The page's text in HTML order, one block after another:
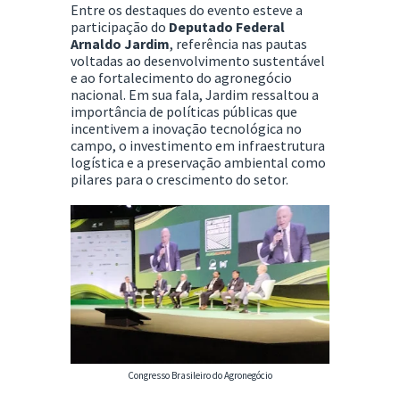
Entre os destaques do evento esteve a
participação do Deputado Federal
Arnaldo Jardim, referência nas pautas
voltadas ao desenvolvimento sustentável
e ao fortalecimento do agronegócio
nacional. Em sua fala, Jardim ressaltou a
importância de políticas públicas que
incentivem a inovação tecnológica no
campo, o investimento em infraestrutura
logística e a preservação ambiental como
pilares para o crescimento do setor.
Congresso Brasileiro do Agronegócio